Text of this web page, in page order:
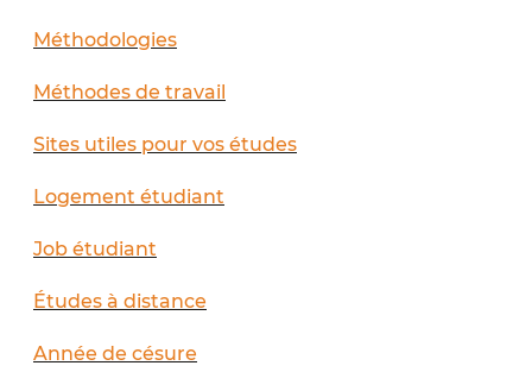
Méthodologies
Méthodes de travail
Sites utiles pour vos études
Logement étudiant
Job étudiant
Études à distance
Année de césure